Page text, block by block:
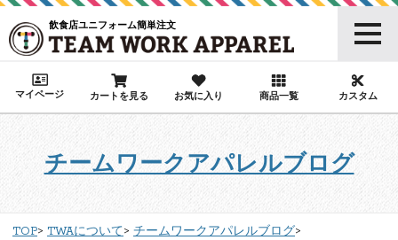
飲食店ユニフォーム簡単注文
マイページ カートを見る お気に入り 商品一覧 カスタム
チームワークアパレルブログ
TOP TWAについて
チームワークアパレルブログ